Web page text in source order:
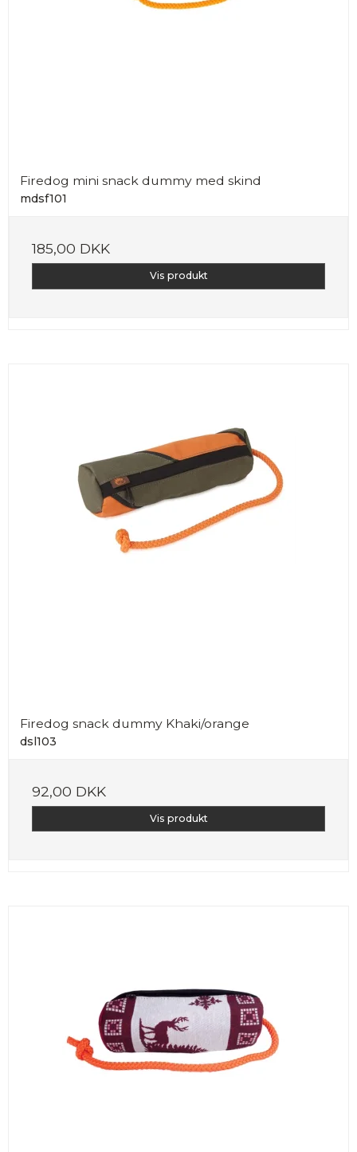
Firedog mini snack dummy med skind
mdsf101
185,00 DKK
Vis produkt
Firedog snack dummy Khaki/orange
dsl103
92,00 DKK
Vis produkt